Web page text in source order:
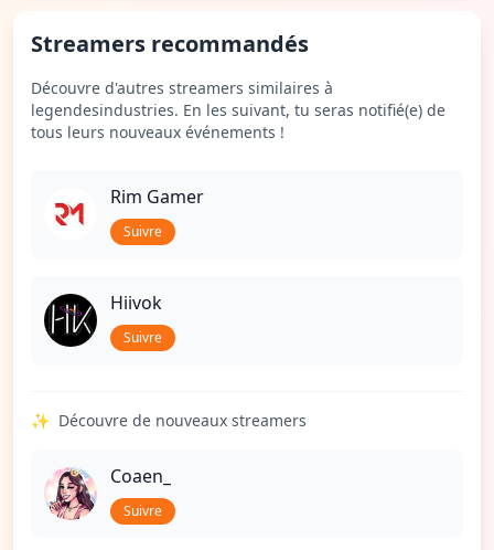
Streamers recommandés
Découvre d'autres streamers similaires à
legendesindustries. En les suivant, tu seras notifié(e) de
tous leurs nouveaux événements !
Rim Gamer
Suivre
Hiivok
Suivre
✨ Découvre de nouveaux streamers
Coaen_
Suivre